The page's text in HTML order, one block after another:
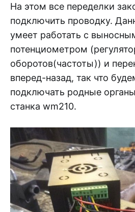
На этом все переделки
подключить проводку.
умеет работать с
потенциометром
оборотов(частоты)) и
вперед-назад, так что
подключать родные
станка wm210.